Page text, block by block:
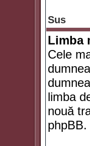
Sus
Limba
Cele
limba
nouă